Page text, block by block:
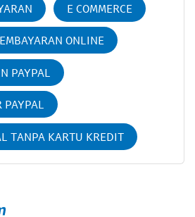
E COMMERCE
ONLINE
PAYPAL
PAYPAL
TANPA KARTU KREDIT